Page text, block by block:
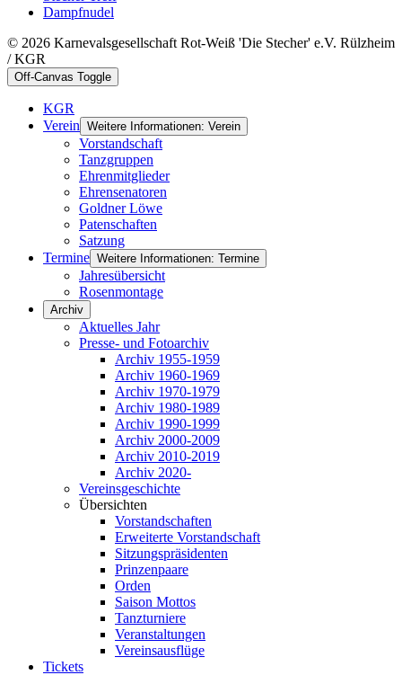
Dampfnudel
© 2026 Karnevalsgesellschaft Rot-Weiß 'Die Stecher' e.V. Rülzheim
/ KGR
Off-Canvas Toggle
KGR
Verein Weitere Informationen: Verein
Vorstandschaft
Tanzgruppen
Ehrenmitglieder
Ehrensenatoren
Goldner Löwe
Patenschaften
Satzung
Termine Weitere Informationen: Termine
Jahresübersicht
Rosenmontage
Archiv
Aktuelles Jahr
Presse- und Fotoarchiv
Archiv 1955-1959
Archiv 1960-1969
Archiv 1970-1979
Archiv 1980-1989
Archiv 1990-1999
Archiv 2000-2009
Archiv 2010-2019
Archiv 2020-
Vereinsgeschichte
Übersichten
Vorstandschaften
Erweiterte Vorstandschaft
Sitzungspräsidenten
Prinzenpaare
Orden
Saison Mottos
Tanzturniere
Veranstaltungen
Vereinsausflüge
Tickets